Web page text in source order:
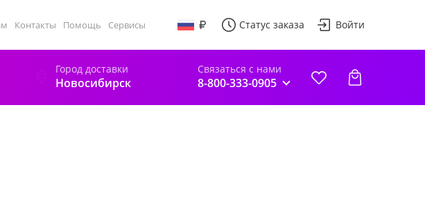
Контакты Помощь Сервисы Статус заказа Войти
Город доставки
Новосибирск
Связаться с нами
8-800-333-0905